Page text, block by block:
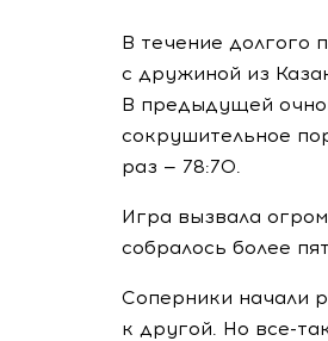
В течение долгого
с дружиной из
В предыдущей
сокрушительное
раз — 78:70.
Игра вызвала
собралось более
Соперники начали
к другой. Но все-